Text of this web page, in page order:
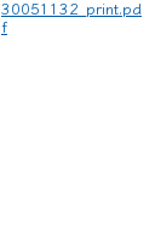
30051132_print.pd
f